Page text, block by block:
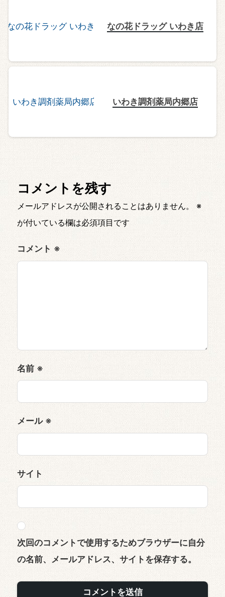
なの花ドラッグ いわき店
いわき調剤薬局内郷店
コメントを残す
メールアドレスが公開されることはありません。
※
が付いている欄は必須項目です
コメント ※
名前 ※
メール ※
サイト
次回のコメントで使用するためブラウザーに自分
の名前、メールアドレス、サイトを保存する。